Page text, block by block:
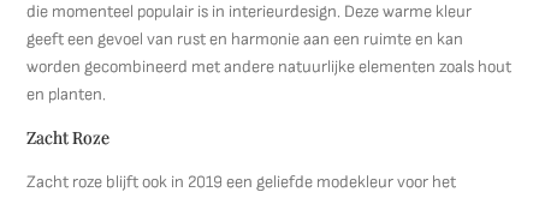
die momenteel populair is in interieurdesign. Deze warme kleur
geeft een gevoel van rust en harmonie aan een ruimte en kan
worden gecombineerd met andere natuurlijke elementen zoals hout
en planten.
Zacht Roze
Zacht roze blijft ook in 2019 een geliefde modekleur voor het